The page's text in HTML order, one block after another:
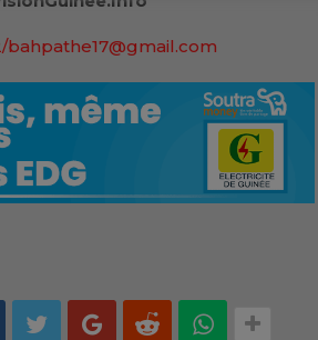
bahpathe17@gmail.com